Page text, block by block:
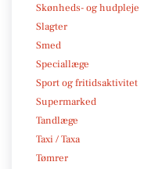
Skønheds- og hudpleje
Slagter
Smed
Speciallæge
Sport og fritidsaktivitet
Supermarked
Tandlæge
Taxi / Taxa
Tømrer